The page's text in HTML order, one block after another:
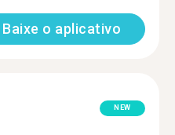
Baixe o aplicativo
NEW